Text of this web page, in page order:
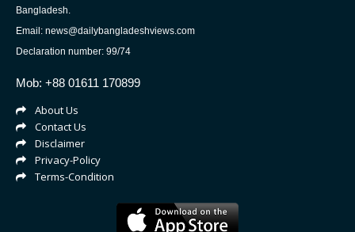
Bangladesh.
Email: news@dailybangladeshviews.com
Declaration number: 99/74
Mob: +88 01611 170899
About Us
Contact Us
Disclaimer
Privacy-Policy
Terms-Condition